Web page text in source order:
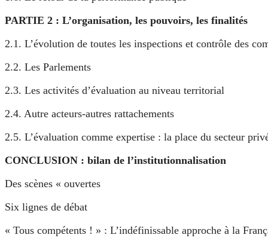
PARTIE 2 : L’organisation, les pouvoirs, les finalités
2.1. L’évolution de toutes les inspections et contrôle des
2.2. Les Parlements
2.3. Les activités d’évaluation au niveau territorial
2.4. Autre acteurs-autres rattachements
2.5. L’évaluation comme expertise : la place du secteur
CONCLUSION : bilan de l’institutionnalisation
Des scènes « ouvertes
Six lignes de débat
« Tous compétents ! » : L’indéfinissable approche à la